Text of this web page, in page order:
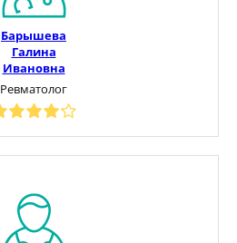
Барышева
Галина
Ивановна
Ревматолог